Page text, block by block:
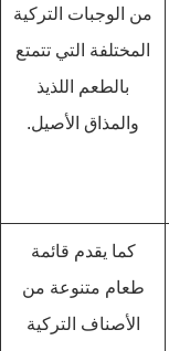
من الوجبات التركية
المختلفة التي تتمتع
بالطعم اللذيذ
والمذاق الأصيل.
كما يقدم قائمة
طعام متنوعة من
الأصناف التركية